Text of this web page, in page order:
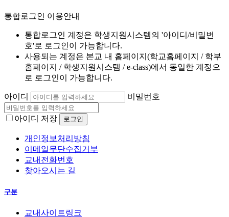
통합로그인 이용안내
통합로그인 계정은 학생지원시스템의 '아이디/비밀번
호'로 로그인이 가능합니다.
사용되는 계정은 본교 내 홈페이지(학교홈페이지 / 학부
홈페이지 / 학생지원시스템 / e-class)에서 동일한 계정으
로 로그인이 가능합니다.
아이디 비밀번호
아이디 저장
개인정보처리방침
이메일무단수집거부
교내전화번호
찾아오시는 길
구분
교내사이트링크